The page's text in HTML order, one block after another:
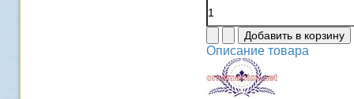
Описание товара